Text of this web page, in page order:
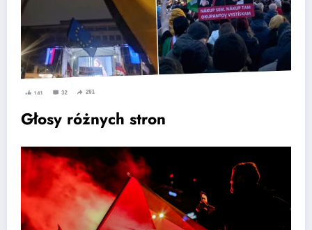
Głosy różnych stron